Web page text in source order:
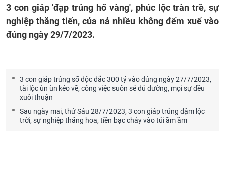
3 con giáp 'đạp trúng hố vàng', phúc lộc tràn trề, sự
nghiệp thăng tiến, của nả nhiều không đếm xuể vào
đúng ngày 29/7/2023.
3 con giáp trúng số độc đắc 300 tỷ vào đúng ngày 27/7/2023,
tài lộc ùn ùn kéo về, công việc suôn sẻ đủ đường, mọi sự đều
xuôi thuận
Sau ngày mai, thứ Sáu 28/7/2023, 3 con giáp trúng đậm lộc
trời, sự nghiệp thăng hoa, tiền bạc chảy vào túi ầm ầm